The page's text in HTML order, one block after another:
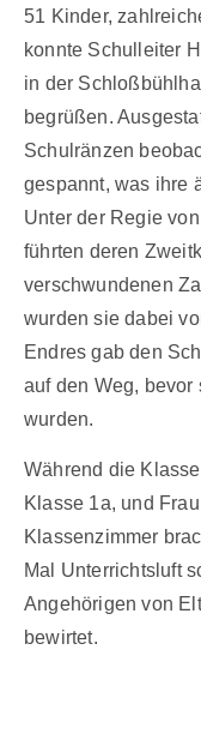
51 Kinder,
konnte Schulleiter
in der
begrüßen.
Schulränzen
gespannt, was ihre
Unter der Regie
führten deren
verschwundenen
wurden sie dabei
Endres gab den
auf den Weg,
wurden.
Während die
Klasse 1a, und
Klassenzimmer
Mal Unterrichtsluft
Angehörigen von
bewirtet.